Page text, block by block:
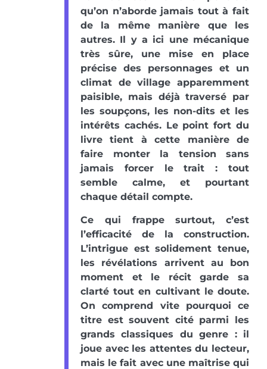
qu’on n’aborde jamais tout à fait
de la même manière que les
autres. Il y a ici une mécanique
très sûre, une mise en place
précise des personnages et un
climat de village apparemment
paisible, mais déjà traversé par
les soupçons, les non-dits et les
intérêts cachés. Le point fort du
livre tient à cette manière de
faire monter la tension sans
jamais forcer le trait : tout
semble calme, et pourtant
chaque détail compte.
Ce qui frappe surtout, c’est
l’efficacité de la construction.
L’intrigue est solidement tenue,
les révélations arrivent au bon
moment et le récit garde sa
clarté tout en cultivant le doute.
On comprend vite pourquoi ce
titre est souvent cité parmi les
grands classiques du genre : il
joue avec les attentes du lecteur,
mais le fait avec une maîtrise qui